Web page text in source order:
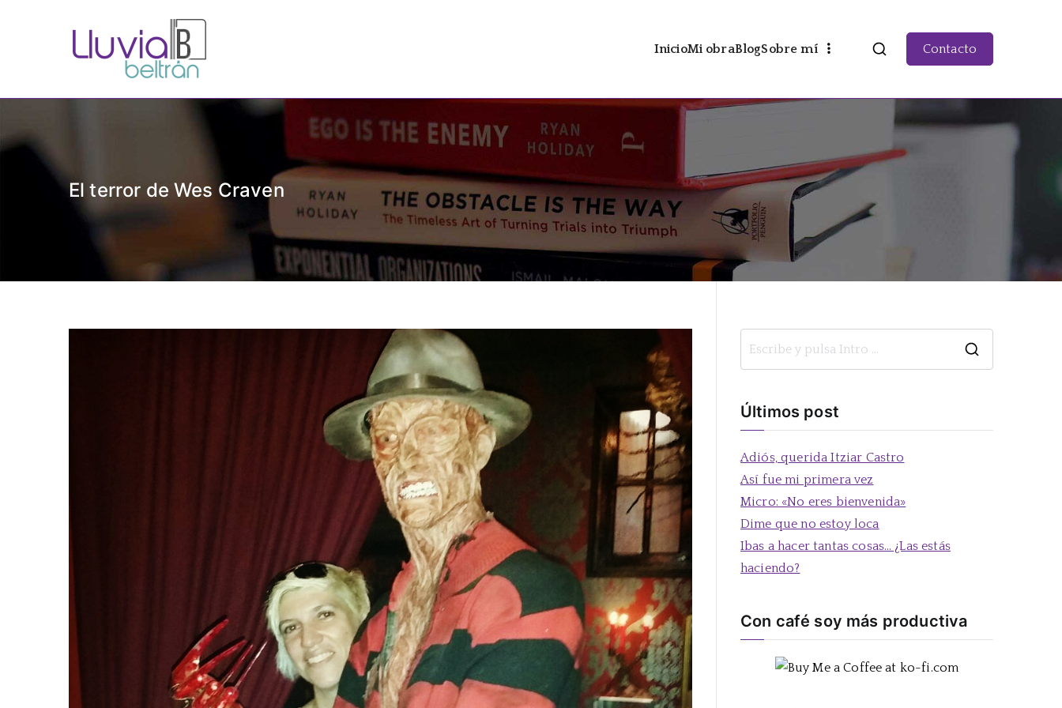
InicioMi obraBlogSobre mí Contacto
El terror de Wes Craven
Últimos post
Adiós, querida Itziar Castro
Así fue mi primera vez
Micro: «No eres bienvenida»
Dime que no estoy loca
Ibas a hacer tantas cosas… ¿Las estás
haciendo?
Con café soy más productiva